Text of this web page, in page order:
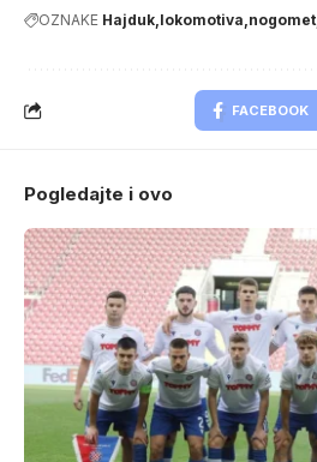
OZNAKE Hajduk lokomotiva nogomet
FACEBOOK
Pogledajte i ovo